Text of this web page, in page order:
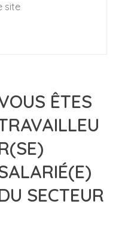
site
ÊTES
SECTEUR